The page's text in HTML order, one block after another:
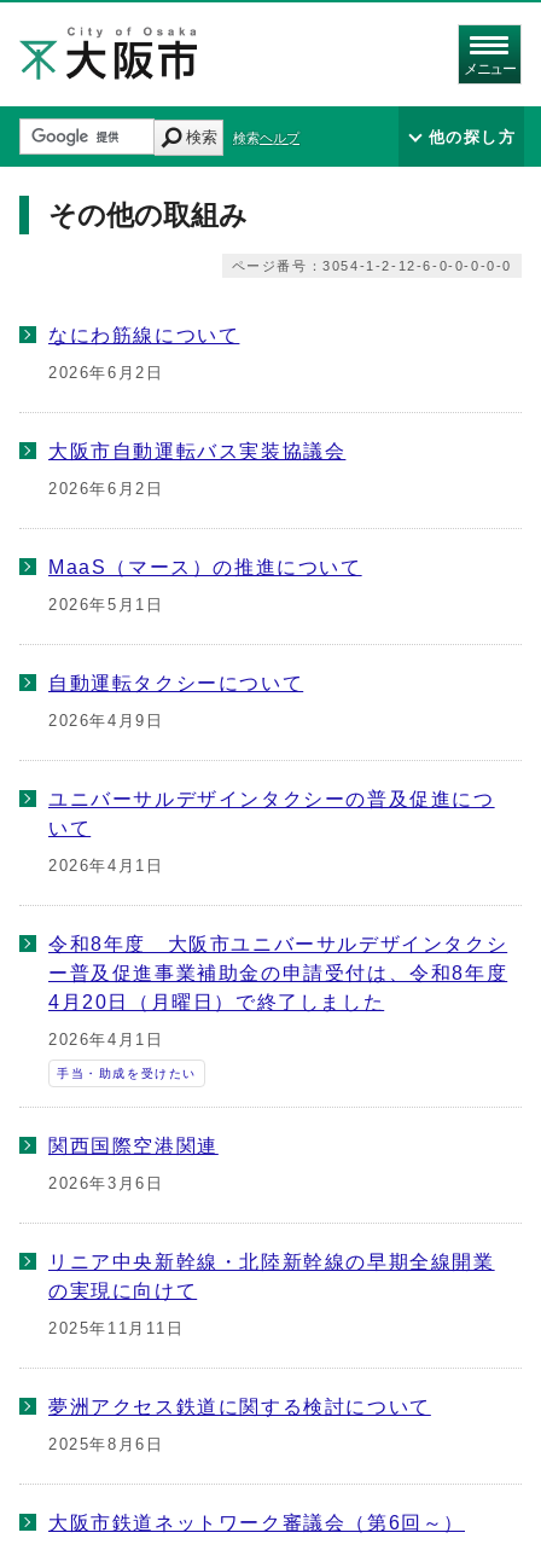
メニュー
検索 検索ヘルプ 他の探し方
その他の取組み
ページ番号：3054-1-2-12-6-0-0-0-0-0
なにわ筋線について
2026年6月2日
大阪市自動運転バス実装協議会
2026年6月2日
MaaS（マース）の推進について
2026年5月1日
自動運転タクシーについて
2026年4月9日
ユニバーサルデザインタクシーの普及促進につ
いて
2026年4月1日
令和8年度 大阪市ユニバーサルデザインタクシ
ー普及促進事業補助金の申請受付は、令和8年度
4月20日（月曜日）で終了しました
2026年4月1日
手当・助成を受けたい
関西国際空港関連
2026年3月6日
リニア中央新幹線・北陸新幹線の早期全線開業
の実現に向けて
2025年11月11日
夢洲アクセス鉄道に関する検討について
2025年8月6日
大阪市鉄道ネットワーク審議会（第6回～）